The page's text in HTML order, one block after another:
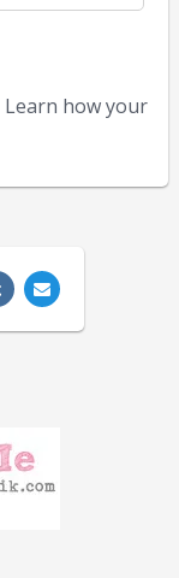
Learn how your